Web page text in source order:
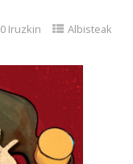
0 Iruzkin Albisteak